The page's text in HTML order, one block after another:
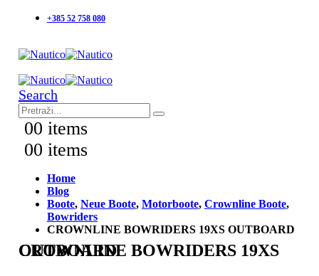
+385 52 758 080
Search
00 items
00 items
Home
Blog
Boote, Neue Boote, Motorboote, Crownline Boote,
Bowriders
CROWNLINE BOWRIDERS 19XS OUTBOARD
CROWNLINE BOWRIDERS 19XS OUTBOARD